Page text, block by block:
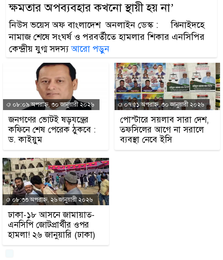
মাদক কারবারি গ্রেফতার
২৮ লাখ টাকার জাল
থানা পুলিশ
যেকোনো সময় বেনজীরের
নেতৃত্ব ও গণতন্ত্রের
যে ভাবে ডেভিড ইমনের
‘আজহার খান’
ক্ষমতার অপব্যবহার কখনো স্থায়ী হয় না’
নিউস ভয়েস অফ বাংলাদেশ অনলাইন ডেস্ক : ঝিনাইদহে
নামাজ শেষে সংঘর্ষ ও পরবর্তীতে হামলার শিকার এনসিপির
কেন্দ্রীয় যুগ্ম সদস্যআরো পড়ুন
০৮:০৯ অপরাহ্ন, ৩০ জানুয়ারী ২০২৬
জনগণের ভোটই ষড়যন্ত্রের
কফিনে শেষ পেরেক ঠুকবে :
ড. কাইয়ুম
০৭:৫১ অপরাহ্ন, ৩০ জানুয়ারী ২০২৬
পোস্টারে সয়লাব সারা দেশ,
তফসিলের আগে না সরালে
ব্যবস্থা নেবে ইসি
০৮:৩৩ অপরাহ্ন, ২৬ জানুয়ারী ২০২৬
ঢাকা-১৮ আসনে জামায়াত-
এনসিপি জোটপ্রার্থীর ওপর
হামলা! ২৬ জানুয়ারি (ঢাকা)